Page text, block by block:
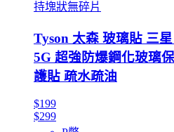
持塊狀無碎片
Tyson 太森 玻璃貼 三
5G 超強防爆鋼化玻璃
護貼 疏水疏油
$199
$299